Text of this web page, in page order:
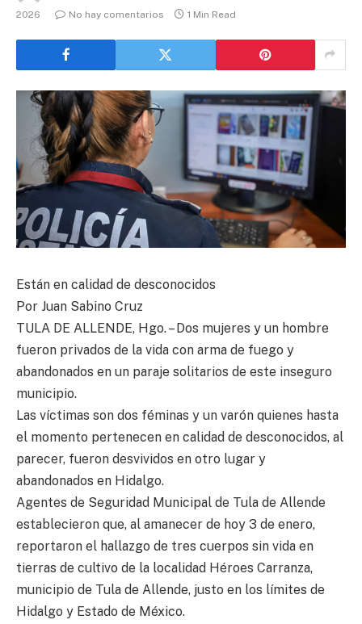
2026 No hay comentarios 1 Min Read
Están en calidad de desconocidos
Por Juan Sabino Cruz
TULA DE ALLENDE, Hgo. – Dos mujeres y un hombre
fueron privados de la vida con arma de fuego y
abandonados en un paraje solitarios de este inseguro
municipio.
Las víctimas son dos féminas y un varón quienes hasta
el momento pertenecen en calidad de desconocidos, al
parecer, fueron desvividos en otro lugar y
abandonados en Hidalgo.
Agentes de Seguridad Municipal de Tula de Allende
establecieron que, al amanecer de hoy 3 de enero,
reportaron el hallazgo de tres cuerpos sin vida en
tierras de cultivo de la localidad Héroes Carranza,
municipio de Tula de Allende, justo en los límites de
Hidalgo y Estado de México.